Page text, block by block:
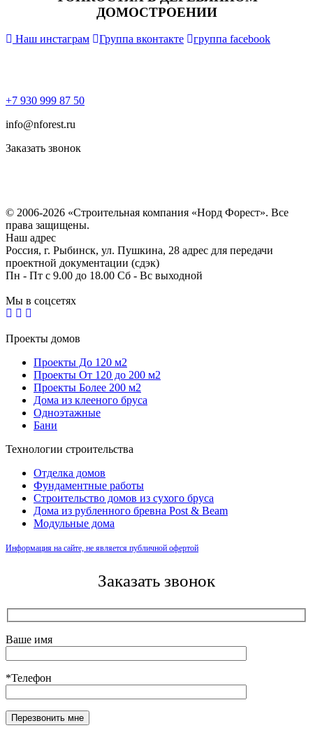
ДОМОСТРОЕНИИ
Наш инстаграм Группа вконтакте группа facebook
+7 930 999 87 50
info@nforest.ru
Заказать звонок
© 2006-2026 «Строительная компания «Норд Форест». Все
права защищены.
Наш адрес
Россия, г. Рыбинск, ул. Пушкина, 28 адрес для передачи
проектной документации (сдэк)
Пн - Пт с 9.00 до 18.00 Сб - Вс выходной
Мы в соцсетях
Проекты домов
Проекты До 120 м2
Проекты От 120 до 200 м2
Проекты Более 200 м2
Дома из клееного бруса
Одноэтажные
Бани
Технологии строительства
Отделка домов
Фундаментные работы
Строительство домов из сухого бруса
Дома из рубленного бревна Post & Beam
Модульные дома
Информация на сайте, не является публичной офертой
Заказать звонок
Ваше имя
*Телефон
Оставьте это поле пустым.